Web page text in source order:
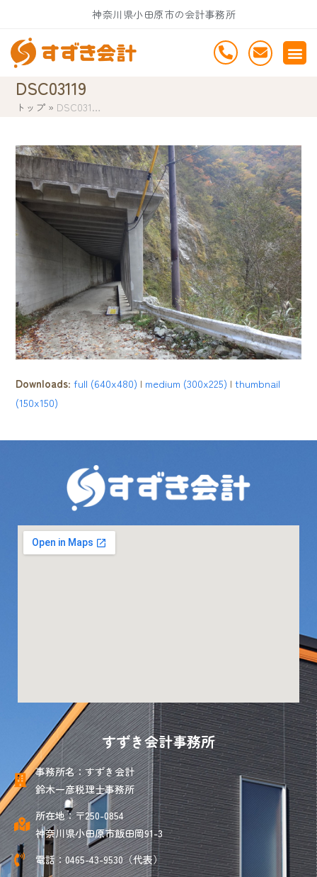
content
神奈川県小田原市の会計事務所
DSC03119
トップ » DSC031…
Downloads:full (640x480) | medium (300x225) |thumbnail
(150x150)
すずき会計事務所
事務所名：すずき会計
鈴木一彦税理士事務所
所在地：〒250-0854
神奈川県小田原市飯田岡91-3
電話：0465-43-9530（代表）